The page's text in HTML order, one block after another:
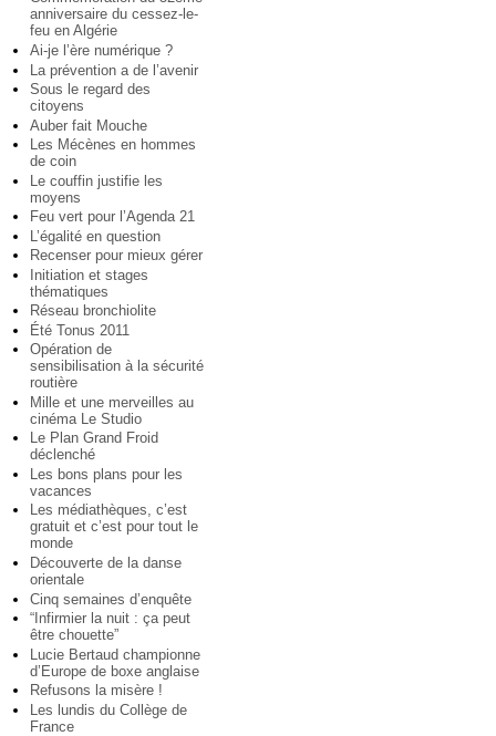
anniversaire du cessez-le-
feu en Algérie
Ai-je l’ère numérique ?
La prévention a de l’avenir
Sous le regard des
citoyens
Auber fait Mouche
Les Mécènes en hommes
de coin
Le couffin justifie les
moyens
Feu vert pour l’Agenda 21
L’égalité en question
Recenser pour mieux gérer
Initiation et stages
thématiques
Réseau bronchiolite
Été Tonus 2011
Opération de
sensibilisation à la sécurité
routière
Mille et une merveilles au
cinéma Le Studio
Le Plan Grand Froid
déclenché
Les bons plans pour les
vacances
Les médiathèques, c’est
gratuit et c’est pour tout le
monde
Découverte de la danse
orientale
Cinq semaines d’enquête
“Infirmier la nuit : ça peut
être chouette”
Lucie Bertaud championne
d’Europe de boxe anglaise
Refusons la misère !
Les lundis du Collège de
France